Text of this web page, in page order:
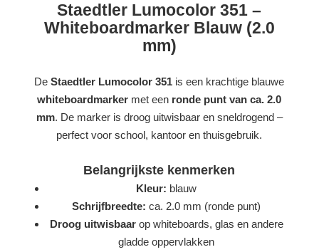
Staedtler Lumocolor 351 –
Whiteboardmarker Blauw (2.0
mm)
DeStaedtler Lumocolor 351 is een krachtige blauwe
whiteboardmarker met een ronde punt van ca. 2.0
mm. De marker is droog uitwisbaar en sneldrogend –
perfect voor school, kantoor en thuisgebruik.
Belangrijkste kenmerken
Kleur: blauw
Schrijfbreedte: ca. 2.0 mm (ronde punt)
Droog uitwisbaarop whiteboards, glas en andere
gladde oppervlakken